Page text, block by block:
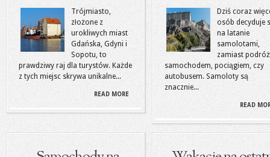
Trójmiasto,
złożone z
urokliwych miast
Gdańska, Gdyni i
Sopotu, to
prawdziwy raj dla turystów. Każde
z tych miejsc skrywa unikalne...
READ MORE
Dziś coraz
osób decyduje
na latanie
samolotami,
zamiast
samochodem, pociągiem, czy
autobusem. Samoloty są
znacznie...
READ